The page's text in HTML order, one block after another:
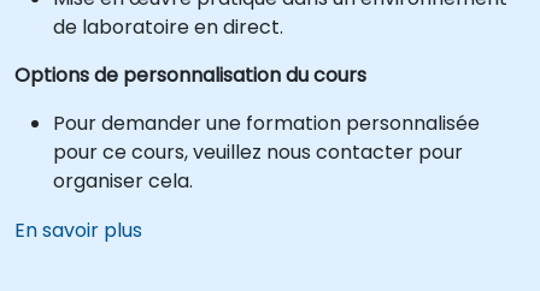
de laboratoire en direct.
Options de personnalisation du cours
Pour demander une formation personnalisée
pour ce cours, veuillez nous contacter pour
organiser cela.
En savoir plus